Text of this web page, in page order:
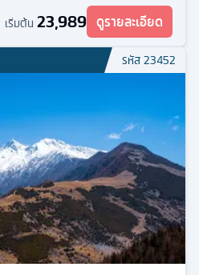
เริ่มต้น 23,989 ดูรายละเอียด
รหัส23452